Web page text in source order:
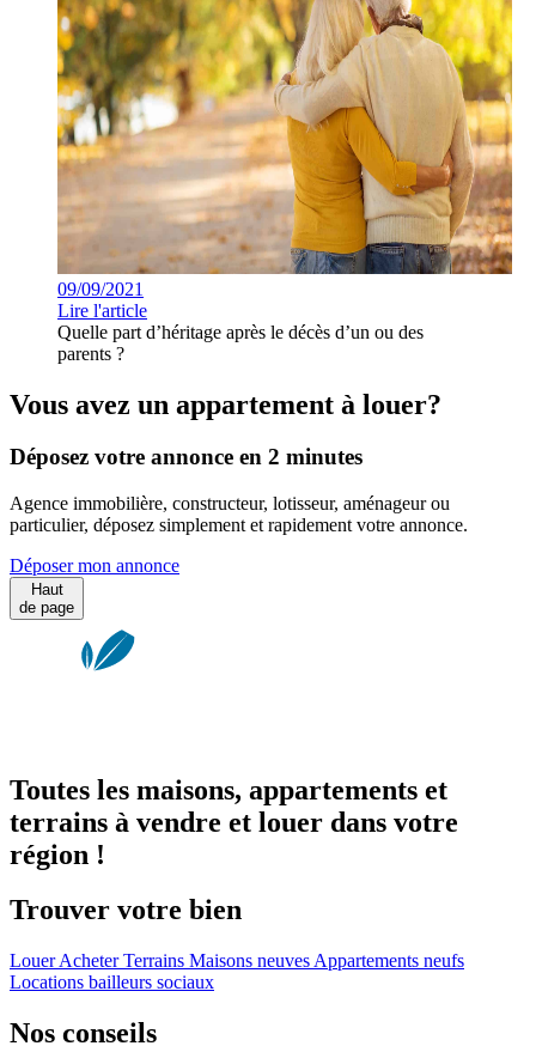
09/09/2021
Lire l'article
Quelle part d’héritage après le décès d’un ou des
parents ?
Vous avez un appartement à louer?
Déposez votre annonce en 2 minutes
Agence immobilière, constructeur, lotisseur, aménageur ou
particulier, déposez simplement et rapidement votre annonce.
Déposer mon annonce
Haut
de page
Toutes les maisons, appartements et
terrains à vendre et louer dans votre
région !
Trouver votre bien
LouerAcheterTerrains Maisons neuves Appartements neufs
Locations bailleurs sociaux
Nos conseils